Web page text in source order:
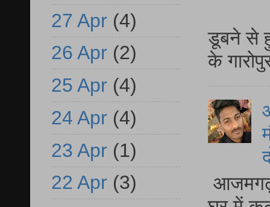
डूबने से
के
27 Apr (4)
26 Apr (2)
25 Apr (4)
24 Apr (4)
23 Apr (1)
22 Apr (3)